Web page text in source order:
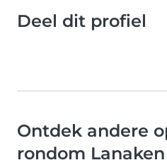
Deel dit profiel
Ontdek andere
rondom Lanaken